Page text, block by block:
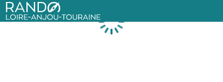
Rando Loire-Anjou-Touraine
Chargement